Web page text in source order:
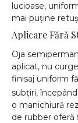
lucioase,
mai puține
Aplicare Fără
Oja
aplicat, nu
finisaj uniform
subțiri,
o manichiură
de rubber oferă